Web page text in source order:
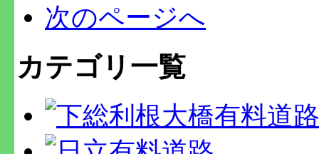
次のページへ
カテゴリ一覧